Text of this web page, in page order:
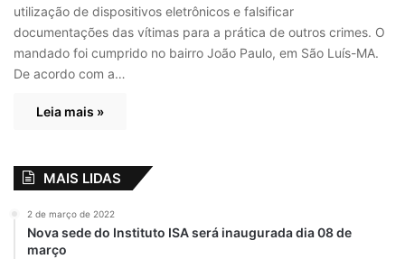
utilização de dispositivos eletrônicos e falsificar
documentações das vítimas para a prática de outros crimes. O
mandado foi cumprido no bairro João Paulo, em São Luís-MA.
De acordo com a…
Leia mais »
MAIS LIDAS
2 de março de 2022
Nova sede do Instituto ISA será inaugurada dia 08 de
março